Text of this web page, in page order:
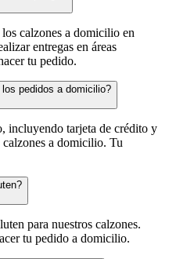
calzones a domicilio en
entregas en áreas
tu pedido.
pedidos a domicilio?
incluyendo tarjeta de crédito y
a domicilio. Tu
para nuestros calzones.
tu pedido a domicilio.